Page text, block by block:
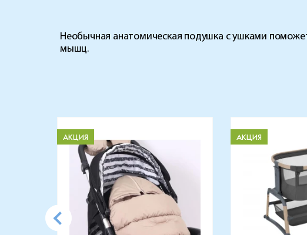
Необычная анатомическая подушка с ушками
мышц.
АКЦИЯ АКЦИЯ